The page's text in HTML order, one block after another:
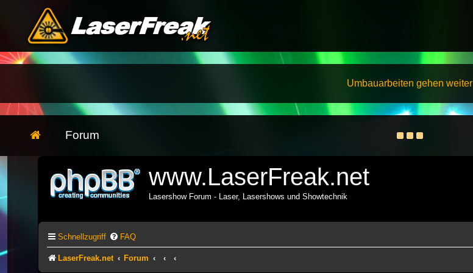
Umbauarbeiten gehen weiter
Forum
www.LaserFreak.net
Lasershow Forum - Laser, Lasershows und Showtechnik
Schnellzugriff FAQ
LaserFreak.net Forum